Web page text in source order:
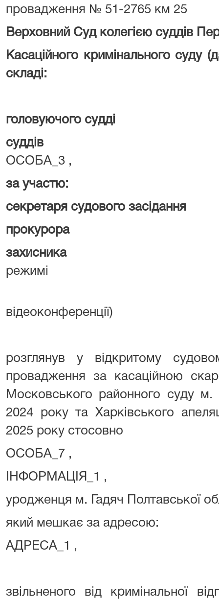
провадження № 51-2765 км 25
Верховний Суд колегією суддів
Касаційного кримінального суду
складі:
головуючого судді
суддів
ОСОБА_3 ,
за участю:
секретаря судового
прокурора
захисника
режимі
відеоконференції)
розглянув у відкритому
провадження за касаційною
Московського районного суду м.
2024 року та Харківського
2025 року стосовно
ОСОБА_7 ,
ІНФОРМАЦІЯ_1 ,
уродженця м. Гадяч Полтавської
який мешкає за адресою:
АДРЕСА_1 ,
звільненого від кримінальної